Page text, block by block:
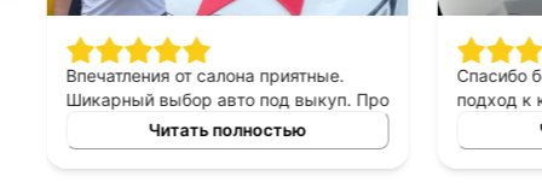
Впечатления от салона приятные.
Шикарный выбор авто под выкуп. Про
персонал могу сказать только
хорошее, приятны в общении,
терпеливые, помогают сделать
Читать полностью
Спасибо
подход к
выборе
выкуп,
который